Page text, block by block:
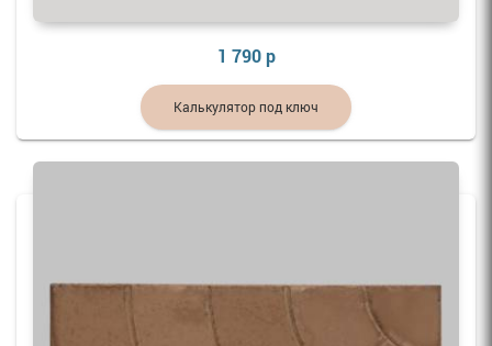
1 790 р
Калькулятор под ключ